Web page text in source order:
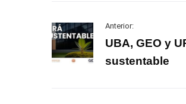
Anterior:
UBA, GEO y
sustentable